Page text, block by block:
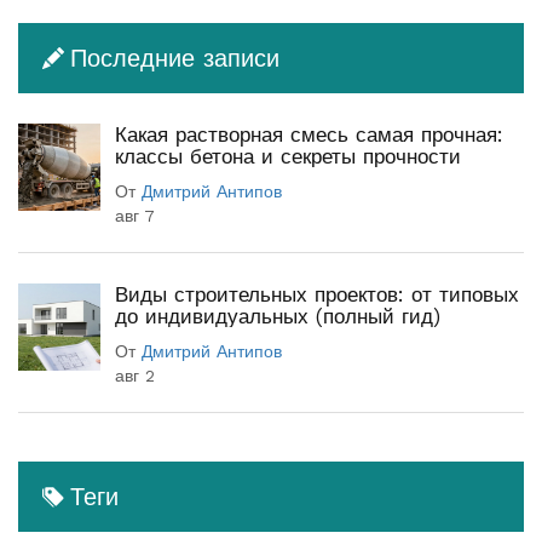
Последние записи
Какая растворная смесь самая прочная:
классы бетона и секреты прочности
От Дмитрий Антипов
авг 7
Виды строительных проектов: от типовых
до индивидуальных (полный гид)
От Дмитрий Антипов
авг 2
Теги